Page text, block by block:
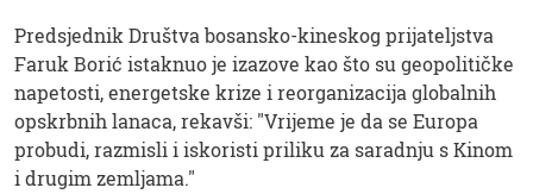
Predsjednik Društva bosansko-kineskog prijateljstva
Faruk Borić istaknuo je izazove kao što su geopolitičke
napetosti, energetske krize i reorganizacija globalnih
opskrbnih lanaca, rekavši: "Vrijeme je da se Europa
probudi, razmisli i iskoristi priliku za saradnju s Kinom
i drugim zemljama."